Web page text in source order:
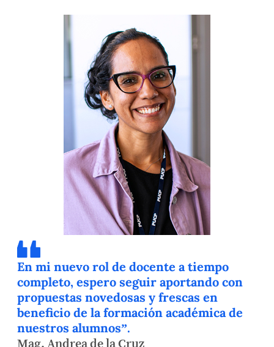
En mi nuevo rol de docente a tiempo
completo, espero seguir aportando con
propuestas novedosas y frescas en
beneficio de la formación académica de
nuestros alumnos”.
Mag. Andrea de la Cruz